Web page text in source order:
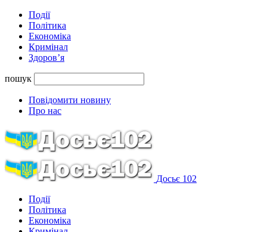
Події
Політика
Економіка
Кримінал
Здоров’я
пошук
Повідомити новину
Про нас
Досьє 102
Події
Політика
Економіка